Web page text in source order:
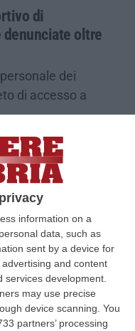
information on a
data, such as
sent by a device for
and content
development.
may use precise
device scanning. You
partners’ processing
di
oltre
dei
di accesso a